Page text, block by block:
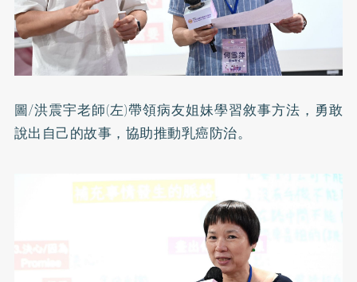
圖/洪震宇老師(左)帶領病友姐妹學習敘事方法，勇敢
說出自己的故事，協助推動乳癌防治。